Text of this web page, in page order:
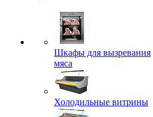
Шкафы для вызревания
мяса
Холодильные витрины